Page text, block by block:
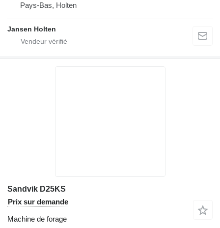
Pays-Bas, Holten
Jansen Holten
Sandvik D25KS
Prix sur demande
Machine de forage